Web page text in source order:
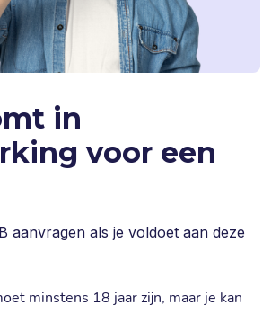
in
voor een
aanvragen als je voldoet aan deze
minstens 18 jaar zijn, maar je kan